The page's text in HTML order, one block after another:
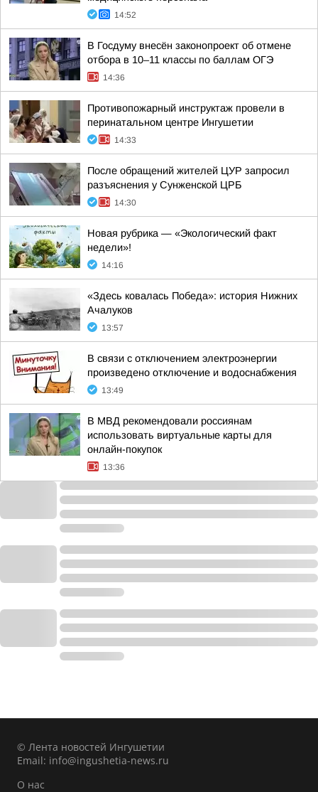
14:52
В Госдуму внесён законопроект об отмене
отбора в 10–11 классы по баллам ОГЭ
14:36
Противопожарный инструктаж провели в
перинатальном центре Ингушетии
14:33
После обращений жителей ЦУР запросил
разъяснения у Сунженской ЦРБ
14:30
Новая рубрика — «Экологический факт
недели»!
14:16
«Здесь ковалась Победа»: история Нижних
Ачалуков
13:57
В связи с отключением электроэнергии
произведено отключение и водоснабжения
13:49
В МВД рекомендовали россиянам
использовать виртуальные карты для
онлайн-покупок
13:36
© Лента новостей Ингушетии
Email: info@ingushetia-news.ru
О нас